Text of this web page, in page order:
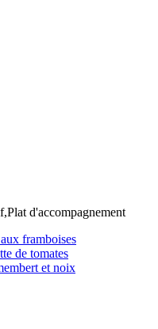
d'accompagnement
framboises
de tomates
et noix